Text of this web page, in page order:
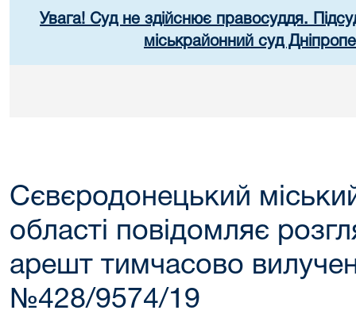
Увага! Суд не здійснює правосуддя.
міськрайонний суд
Сєвєродонецький
області повідомляє
арешт тимчасово
№428/9574/19